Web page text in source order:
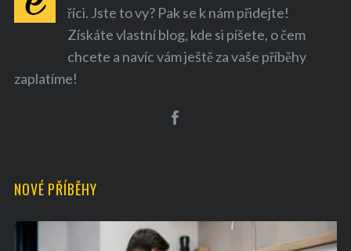
říci. Jste to vy? Pak se k nám přidejte!
Získáte vlastní blog, kde si píšete, o čem
chcete a navíc vám ještě za vaše příběhy
zaplatíme!
NOVÉ PŘÍBĚHY